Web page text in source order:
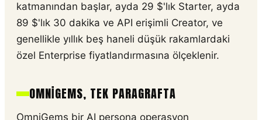
katmanından başlar, ayda 29 $'lık Starter, ayda
89 $'lık 30 dakika ve API erişimli Creator, ve
genellikle yıllık beş haneli düşük rakamlardaki
özel Enterprise fiyatlandırmasına ölçeklenir.
OMNIGEMS, TEK PARAGRAFTA
OmniGems bir AI persona operasyon